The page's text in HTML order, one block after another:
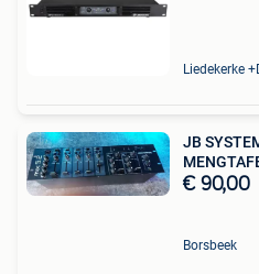
JB
€ 90,00
Borsbeek